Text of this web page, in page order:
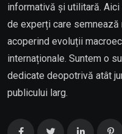
informativă și utilitară.
de experți care
acoperind evoluții
internaționale. Suntem o
dedicate deopotrivă atât
publicului larg.